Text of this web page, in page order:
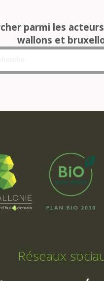
parmi les
wallons et
Réseaux